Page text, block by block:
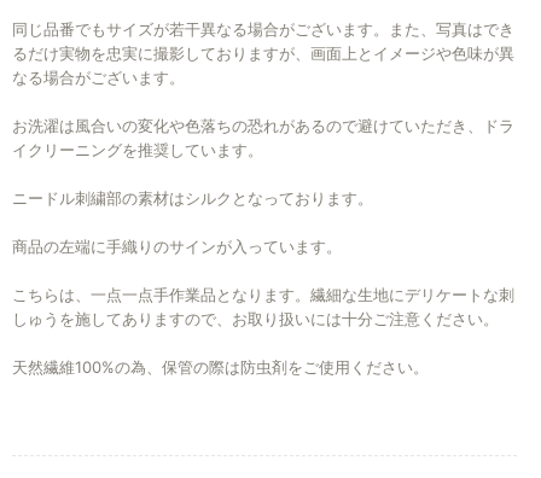
同じ品番でもサイズが若干異なる場合がございます。また、写真はでき
るだけ実物を忠実に撮影しておりますが、画面上とイメージや色味が異
なる場合がございます。
お洗濯は風合いの変化や色落ちの恐れがあるので避けていただき、ドラ
イクリーニングを推奨しています。
ニードル刺繍部の素材はシルクとなっております。
商品の左端に手織りのサインが入っています。
こちらは、一点一点手作業品となります。繊細な生地にデリケートな刺
しゅうを施してありますので、お取り扱いには十分ご注意ください。
天然繊維100%の為、保管の際は防虫剤をご使用ください。